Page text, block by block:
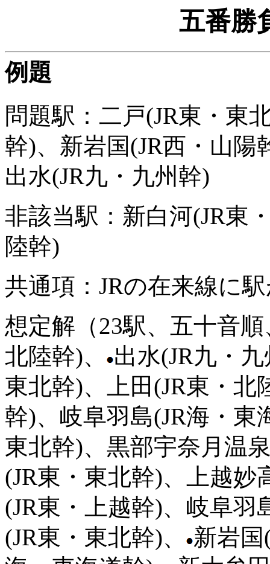
五番勝
例題
問題駅：二戸(JR東・東
幹)、新岩国(JR西・山陽
出水(JR九・九州幹)
非該当駅：新白河(JR東
陸幹)
共通項：JRの在来線に
想定解（23駅、五十音順
北陸幹)、
出水(JR九・
東北幹)、上田(JR東・北
幹)、岐阜羽島(JR海・東
東北幹)、黒部宇奈月温
(JR東・東北幹)、上越妙
(JR東・上越幹)、岐阜羽
(JR東・東北幹)、
新岩国